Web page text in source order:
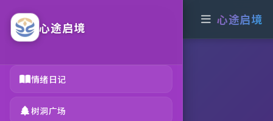
心途启境
情绪日记
树洞广场
心途启
心途启境